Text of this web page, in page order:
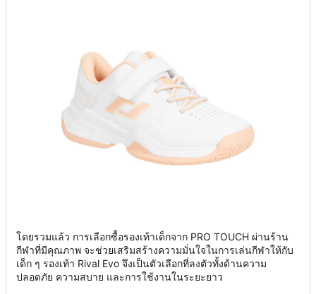
โดยรวมแล้ว การเลือกซื้อรองเท้าเด็กจาก PRO TOUCH ผ่านร้าน
กีฬาที่มีคุณภาพ จะช่วยเสริมสร้างความมั่นใจในการเล่นกีฬาให้กับ
เด็ก ๆ รองเท้า Rival Evo จึงเป็นตัวเลือกที่ลงตัวทั้งด้านความ
ปลอดภัย ความสบาย และการใช้งานในระยะยาว